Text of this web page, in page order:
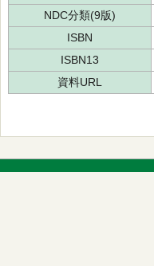
NDC分類(9版)
ISBN
ISBN13
資料URL